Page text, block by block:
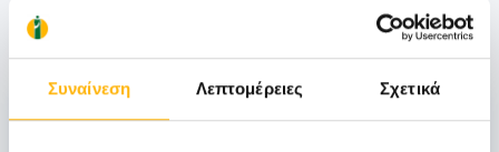
Συναίνεση Λεπτομέρειες Σχετικά
Δείτε Επίσης